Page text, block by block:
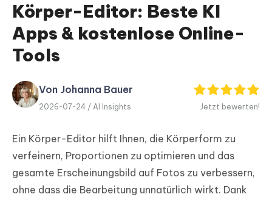
ReiBoot
for iOS
PDNob
PDF
Editor
Neu
iAnyGo
Körper-Editor: Beste KI
Apps & kostenlose Online-
Tools
Von Johanna Bauer
2026-07-24 / AI Insights Jetzt bewerten!
Ein Körper-Editor hilft Ihnen, die Körperform zu
verfeinern, Proportionen zu optimieren und das
gesamte Erscheinungsbild auf Fotos zu verbessern,
ohne dass die Bearbeitung unnatürlich wirkt. Dank